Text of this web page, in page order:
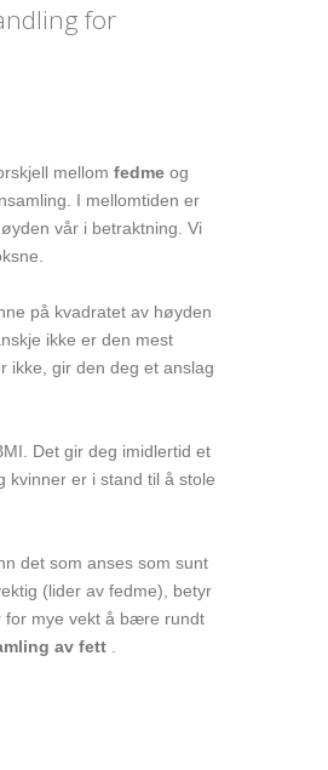
for
mellom fedme og
I mellomtiden er
vår i betraktning. Vi
på kvadratet av høyden
ikke er den mest
ikke, gir den deg et anslag
Det gir deg imidlertid et
kvinner er i stand til å stole
det som anses som sunt
(lider av fedme), betyr
for mye vekt å bære rundt
av fett